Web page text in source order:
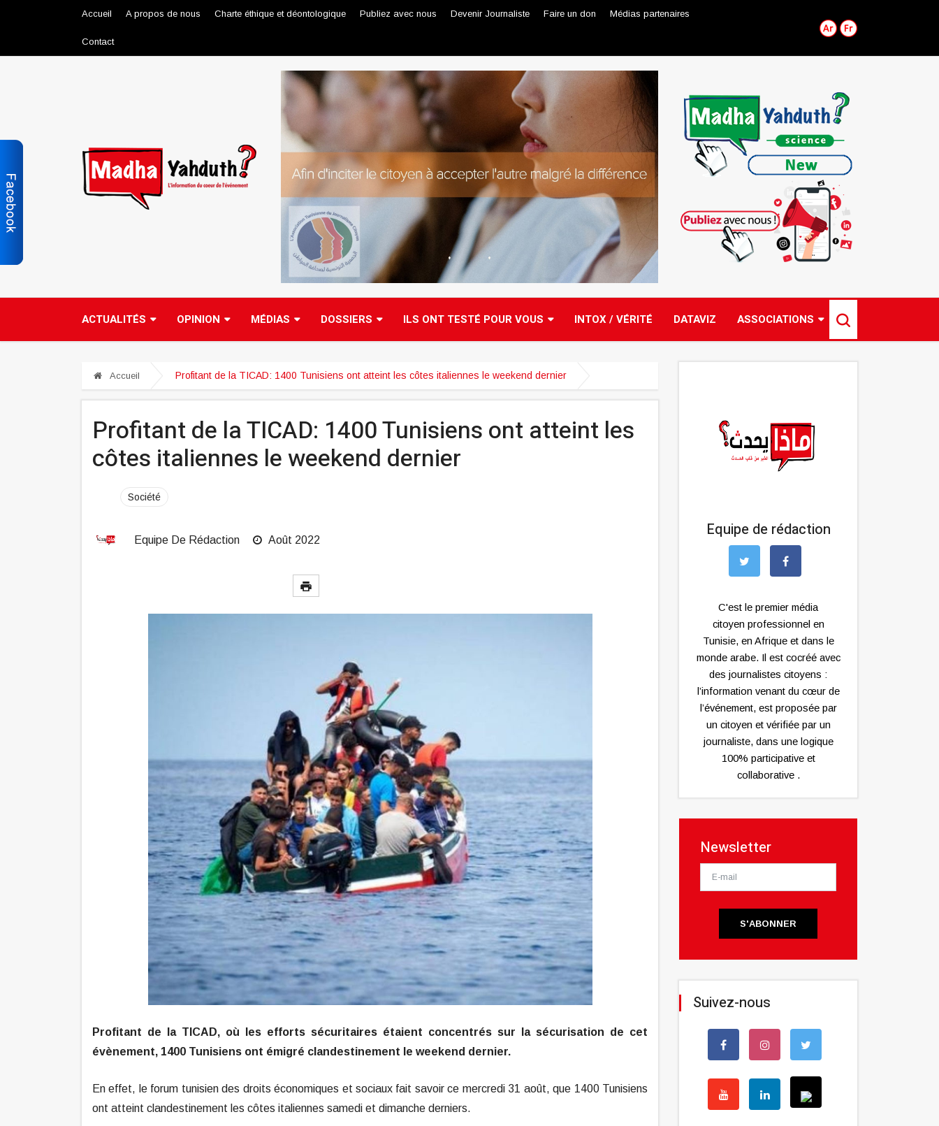
Accueil A propos de nous Charte éthique et déontologique Publiez avec nous Devenir Journaliste
Journaliste citoyen
Faire un don Médias partenaires
Contact
ACTUALITÉS OPINION MÉDIAS DOSSIERS ILS ONT TESTÉ POUR VOUS INTOX / VÉRITÉ DATAVIZ ASSOCIATIONS
Accueil Profitant de la TICAD: 1400 Tunisiens ont atteint les côtes italiennes le weekend dernier
Profitant de la TICAD: 1400 Tunisiens ont atteint les
côtes italiennes le weekend dernier
Société
Equipe De Rédaction Août 2022
Profitant de la TICAD, où les efforts sécuritaires étaient concentrés sur la sécurisation de cet
évènement, 1400 Tunisiens ont émigré clandestinement le weekend dernier.
En effet, le forum tunisien des droits économiques et sociaux fait savoir ce mercredi 31 août, que 1400 Tunisiens
ont atteint clandestinement les côtes italiennes samedi et dimanche derniers.
Equipe de rédaction
C'est le premier média
citoyen professionnel en
Tunisie, en Afrique et dans le
monde arabe. Il est cocréé avec
des journalistes citoyens :
l’information venant du cœur de
l’événement, est proposée par
un citoyen et vérifiée par un
journaliste, dans une logique
100% participative et
collaborative .
Newsletter
S'ABONNER
Suivez-nous